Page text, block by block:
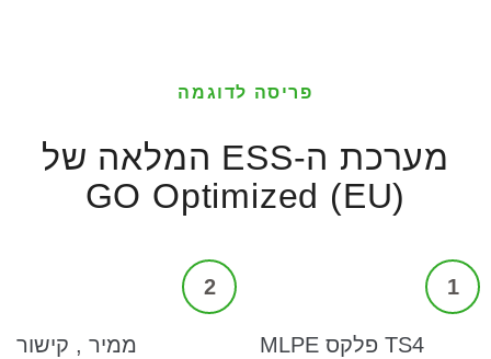
פריסה לדוגמה
מערכת ה-ESS המלאה של
GO Optimized (EU)
1
TS4 פלקס MLPE
2
ממיר , קישור